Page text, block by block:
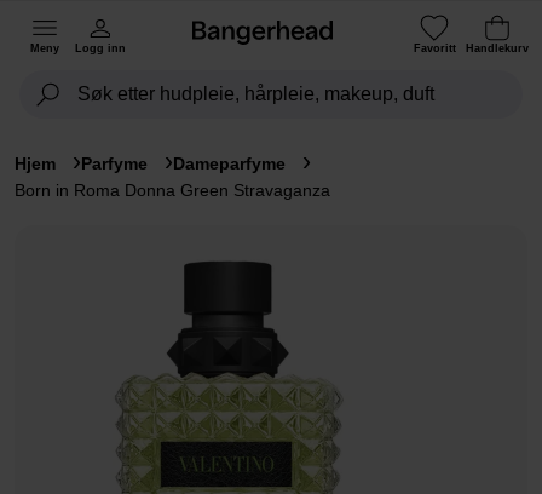
Meny Logg inn Favoritt Handlekurv
Hjem Parfyme
Dameparfyme
Born in Roma Donna Green Stravaganza